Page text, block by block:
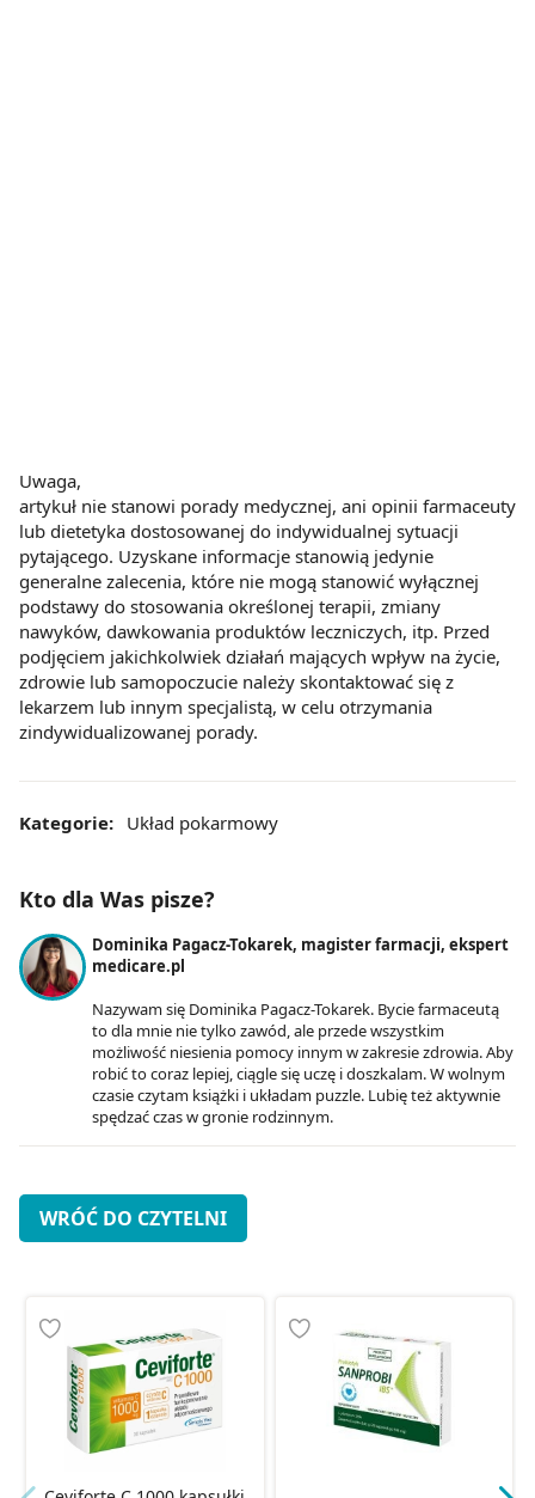
Uwaga,
artykuł nie stanowi porady medycznej, ani opinii farmaceuty
lub dietetyka dostosowanej do indywidualnej sytuacji
pytającego. Uzyskane informacje stanowią jedynie
generalne zalecenia, które nie mogą stanowić wyłącznej
podstawy do stosowania określonej terapii, zmiany
nawyków, dawkowania produktów leczniczych, itp. Przed
podjęciem jakichkolwiek działań mających wpływ na życie,
zdrowie lub samopoczucie należy skontaktować się z
lekarzem lub innym specjalistą, w celu otrzymania
zindywidualizowanej porady.
Kategorie: Układ pokarmowy
Kto dla Was pisze?
Dominika Pagacz-Tokarek, magister farmacji, ekspert
medicare.pl
Nazywam się Dominika Pagacz-Tokarek. Bycie farmaceutą
to dla mnie nie tylko zawód, ale przede wszystkim
możliwość niesienia pomocy innym w zakresie zdrowia. Aby
robić to coraz lepiej, ciągle się uczę i doszkalam. W wolnym
czasie czytam książki i układam puzzle. Lubię też aktywnie
spędzać czas w gronie rodzinnym.
WRÓĆ DO CZYTELNI